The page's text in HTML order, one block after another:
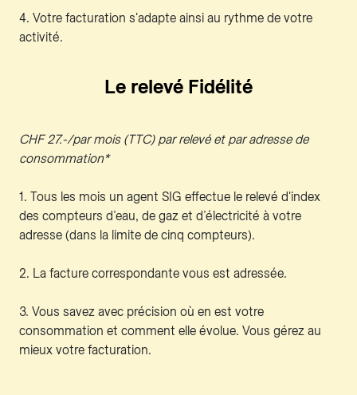
4. Votre facturation s'adapte ainsi au rythme de votre
activité.
Le relevé Fidélité
CHF 27.-/par mois (TTC) par relevé et par adresse de
consommation*
1. Tous les mois un agent SIG effectue le relevé d'index
des compteurs d’eau, de gaz et d’électricité à votre
adresse (dans la limite de cinq compteurs).
2. La facture correspondante vous est adressée.
3. Vous savez avec précision où en est votre
consommation et comment elle évolue. Vous gérez au
mieux votre facturation.